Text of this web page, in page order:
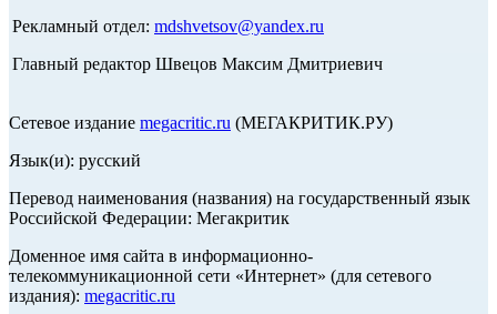
Рекламный отдел: mdshvetsov@yandex.ru
Главный редактор Швецов Максим Дмитриевич
Сетевое издание megacritic.ru (МЕГАКРИТИК.РУ)
Язык(и): русский
Перевод наименования (названия) на государственный язык
Российской Федерации: Мегакритик
Доменное имя сайта в информационно-
телекоммуникационной сети «Интернет» (для сетевого
издания): megacritic.ru